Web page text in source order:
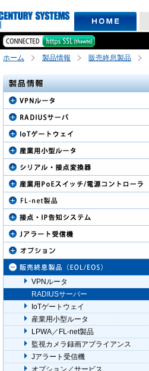
ホーム 製品情報 販売終息製品
VPNルータ
RADIUSサーバー
IoTゲートウェイ
産業用小型ルータ
LPWA／FL-net製品
監視カメラ録画アプライアンス
Jアラート受信機
オプション／サービス